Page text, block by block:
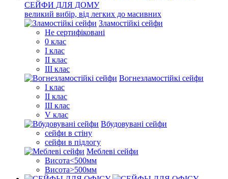
СЕЙФИ ДЛЯ ДОМУ
великий вибір, від легких до масивних
Зламостійкі сейфи
Не сертифіковані
0 клас
I клас
II клас
III клас
Вогнезламостійкі сейфи
I клас
II клас
III клас
V клас
Вбудовувані сейфи
сейфи в стіну
сейфи в підлогу
Меблеві сейфи
Висота<500мм
Висота>500мм